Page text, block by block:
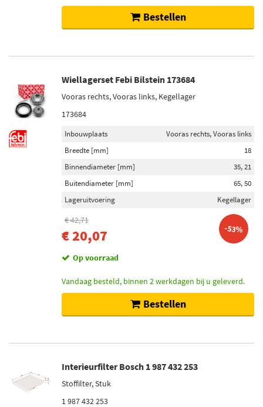
Bestellen
Wiellagerset Febi Bilstein 173684
Vooras rechts, Vooras links, Kegellager
173684
Inbouwplaats
Vooras rechts, Vooras links
Breedte [mm]
18
Binnendiameter [mm]
35, 21
Buitendiameter [mm]
65, 50
Lageruitvoering
Kegellager
€ 42,71
€ 20,07 -53%
Op voorraad
Vandaag besteld, binnen 2 werkdagen bij u geleverd.
Bestellen
Interieurfilter Bosch 1 987 432 253
Stoffilter, Stuk
1 987 432 253